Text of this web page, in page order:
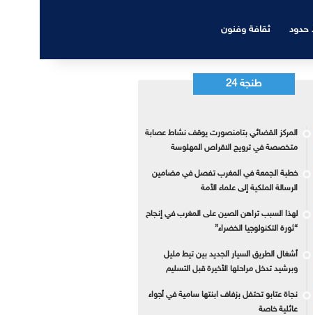
حدود ثقافة وفنون
طنجة 24
المركز القضائي بتامنصورت يوقف نشاط عصابة
متخصصة في ترويج الاقراص المهلوسة
خطبة الجمعة في المغرب تفصل في مضامين
الرسالة الملكية إلى علماء الأمة
لهذا السبب تراهن الصين على المغرب في إنجاح
“ثورة التكنولوجيا الخضراء”
أشغال الطريق السيار الجديد بين تيط مليل
وبرشيد تدخل مراحلها الأخيرة قبل التسليم
نجاة عتابو تحتفل بزفاف ابنتها سامية في أجواء
عائلية خاصة